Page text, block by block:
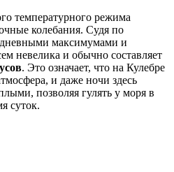
температурного режима
колебания. Судя по
дневными максимумами и
невелика и обычно составляет
. Это означает, что на Кулебре
и даже ночи здесь
позволяя гулять у моря в
суток.